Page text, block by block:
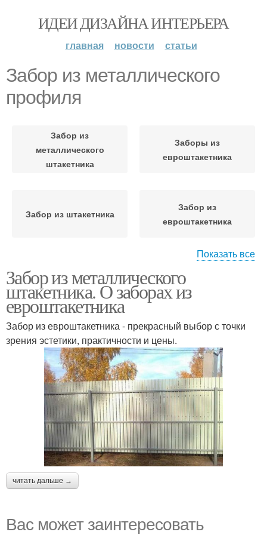
ИДЕИ ДИЗАЙНА ИНТЕРЬЕРА
главная новости статьи
Забор из металлического
профиля
Забор из
металлического
штакетника
Заборы из
евроштакетника
Забор из штакетника
Забор из
евроштакетника
горизонтального
штакетника
Показать все
Забор из металлического
штакетника. О заборах из
евроштакетника
Забор из евроштакетника - прекрасный выбор с точки
зрения эстетики, практичности и цены.
читать дальше →
Вас может заинтересовать